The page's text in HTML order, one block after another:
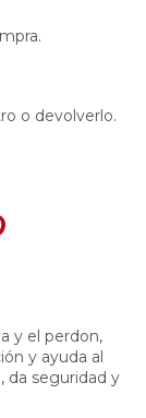
o devolverlo.
y el perdon,
y ayuda al
da seguridad y